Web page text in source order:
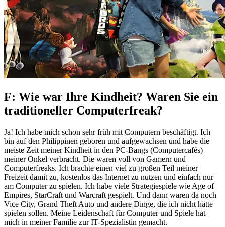
F: Wie war Ihre Kindheit? Waren Sie ein
traditioneller Computerfreak?
Ja! Ich habe mich schon sehr früh mit Computern beschäftigt. Ich
bin auf den Philippinen geboren und aufgewachsen und habe die
meiste Zeit meiner Kindheit in den PC-Bangs (Computercafés)
meiner Onkel verbracht. Die waren voll von Gamern und
Computerfreaks. Ich brachte einen viel zu großen Teil meiner
Freizeit damit zu, kostenlos das Internet zu nutzen und einfach nur
am Computer zu spielen. Ich habe viele Strategiespiele wie Age of
Empires, StarCraft und Warcraft gespielt. Und dann waren da noch
Vice City, Grand Theft Auto und andere Dinge, die ich nicht hätte
spielen sollen. Meine Leidenschaft für Computer und Spiele hat
mich in meiner Familie zur IT-Spezialistin gemacht.